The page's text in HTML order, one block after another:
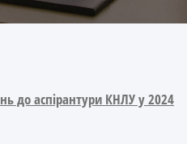
до аспірантури КНЛУ у 2024